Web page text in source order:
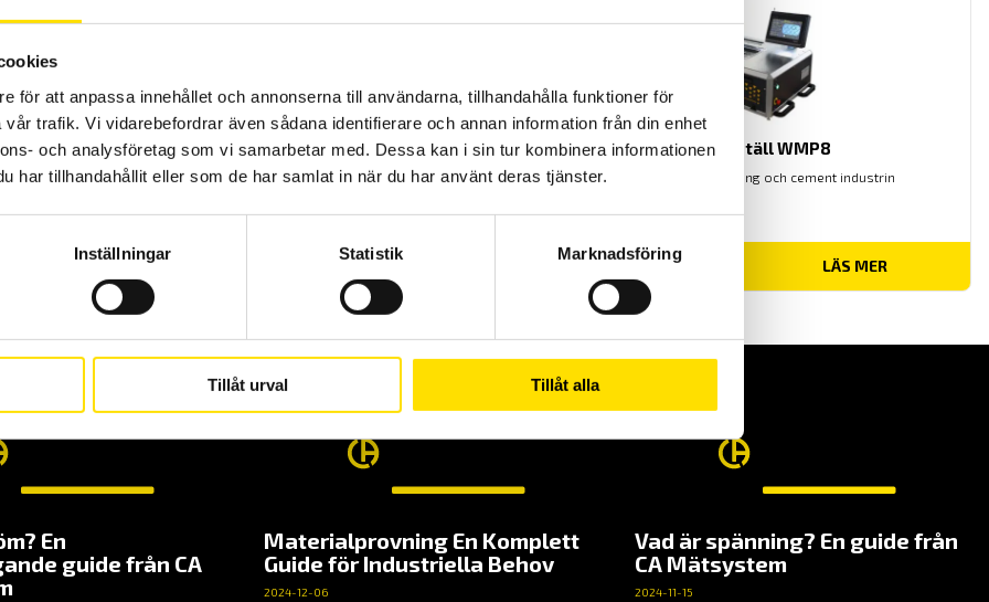
för att anpassa innehållet och annonserna till användarna, tillhandahålla funktioner för
trafik. Vi vidarebefordrar även sådana identifierare och annan information från din enhet
och analysföretag som vi samarbetar med. Dessa kan i sin tur kombinera informationen
har tillhandahållit eller som de har samlat in när du har använt deras tjänster.
Inställningar Statistik Marknadsföring
Tillåt urval Tillåt alla
Provställ Kompression och Drag
Provställ från 3R för betong och cement industrin
LÄS MER
VICAT provställ WMP8
Provställ från 3R för betong och cement industrin
LÄS MER
Aktuellt
En
guide från CA
Materialprovning En Komplett
Guide för Industriella Behov
2024-12-06
Vad är spänning? En guide från
CA Mätsystem
2024-11-15